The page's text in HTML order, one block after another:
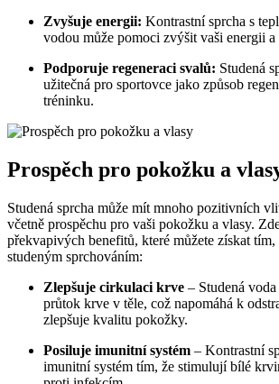
Zvyšuje energii: Kontrastní sprcha s
vodou může pomoci zvýšit vaši energii a
Podporuje regeneraci svalů: Studená
užitečná pro sportovce jako způsob
tréninku.
Prospěch pro pokožku a
Studená sprcha může mít mnoho pozitivních
včetně prospěchu pro vaši pokožku a vlasy.
překvapivých benefitů, které můžete získat tím,
studeným sprchováním:
Zlepšuje cirkulaci krve – Studená
průtok krve v těle, což napomáhá k
zlepšuje kvalitu pokožky.
Posiluje imunitní systém – Kontrastní
imunitní systém tím, že stimulují bílé